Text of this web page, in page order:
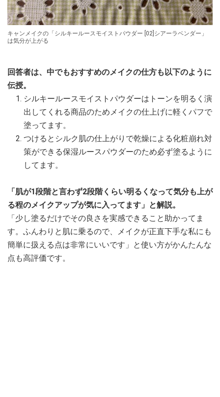
キャンメイクの「シルキールースモイストパウダー [02]シアーラベンダー」
は気分が上がる
回答者は、中でもおすすめのメイクの仕方も以下のように
伝授。
シルキールースモイストパウダーはトーンを明るく演
出してくれる商品のためメイクの仕上げに軽くパフで
塗ってます。
つけるとシルク肌の仕上がりで乾燥による化粧崩れ対
策ができる保湿ルースパウダーのため必ず塗るように
してます。
「肌が1段階と言わず2段階くらい明るくなって気分も上が
る程のメイクアップが気に入ってます」と解説。
「少し塗るだけでその良さを実感できること助かってま
す。ふんわりと肌に乗るので、メイクが正直下手な私にも
簡単に扱える点は非常にいいです」と使い方がかんたんな
点も高評価です。